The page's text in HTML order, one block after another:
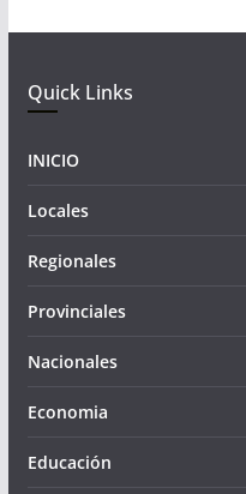
Quick Links
INICIO
Locales
Regionales
Provinciales
Nacionales
Economia
Educación